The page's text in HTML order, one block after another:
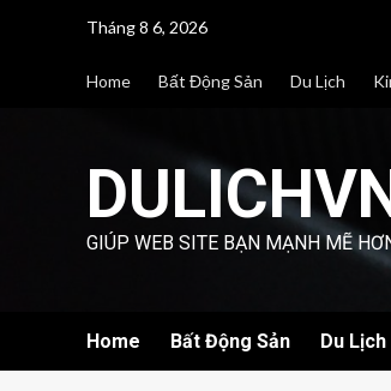
Tháng 8 6, 2026
Home Bất Động Sản Du Lịch
GIÚP WEB SITE BẠN MẠNH MẼ
Home Bất Động Sản Du Lịch